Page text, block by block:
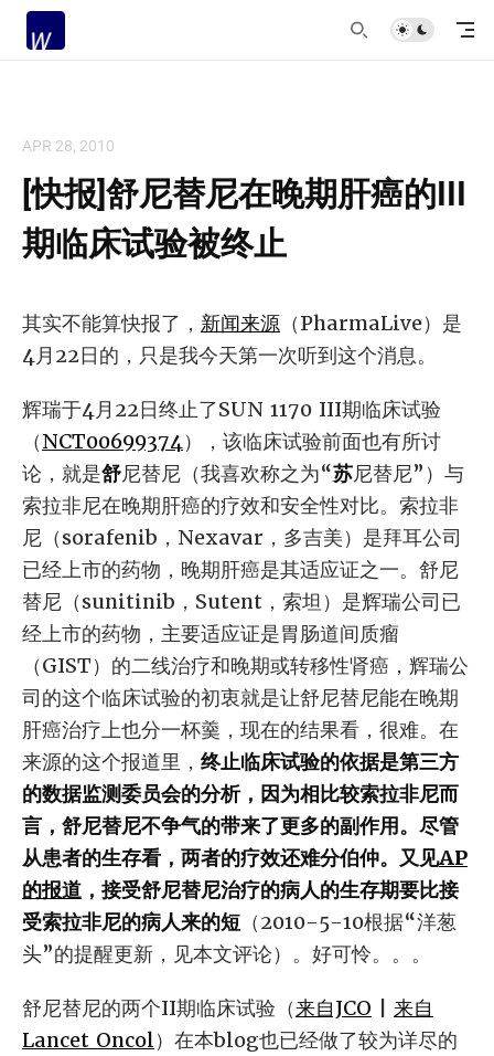
APR 28, 2010
[快报]舒尼替尼在晚期肝癌的III
期临床试验被终止
其实不能算快报了， 新闻来源 （PharmaLive）是
4月22日的，只是我今天第一次听到这个消息。
辉瑞于4月22日终止了SUN 1170 III期临床试验
（NCT00699374），该临床试验前面也有所讨
论，就是舒尼替尼（我喜欢称之为“苏尼替尼”）与
索拉非尼在晚期肝癌的疗效和安全性对比。索拉非
尼（sorafenib，Nexavar，多吉美）是拜耳公司
已经上市的药物，晚期肝癌是其适应证之一。舒尼
替尼（sunitinib，Sutent，索坦）是辉瑞公司已
经上市的药物，主要适应证是胃肠道间质瘤
（GIST）的二线治疗和晚期或转移性肾癌，辉瑞公
司的这个临床试验的初衷就是让舒尼替尼能在晚期
肝癌治疗上也分一杯羹，现在的结果看，很难。在
来源的这个报道里， 终止临床试验的依据是第三方
的数据监测委员会的分析，因为相比较索拉非尼而
言，舒尼替尼不争气的带来了更多的副作用。尽管
从患者的生存看，两者的疗效还难分伯仲。又见AP
的报道 ，接受舒尼替尼治疗的病人的生存期要比接
受索拉非尼的病人来的短 （2010-5-10根据“洋葱
头”的提醒更新，见本文评论）。好可怜。。。
舒尼替尼的两个II期临床试验（来自JCO
来自
Lancet Oncol）在本blog也已经做了较为详尽的